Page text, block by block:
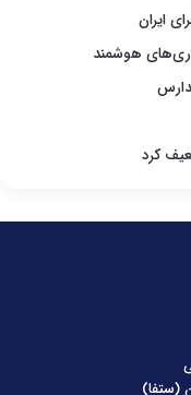
هوشمند
کرد
(ستفا)